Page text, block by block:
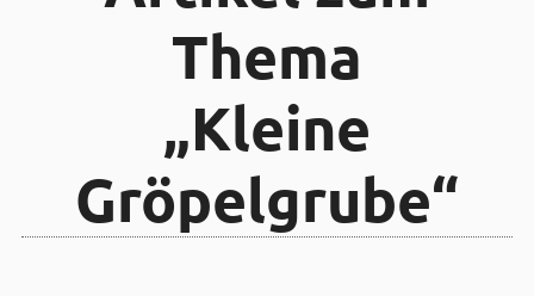
Thema
„Kleine
Gröpelgrube“